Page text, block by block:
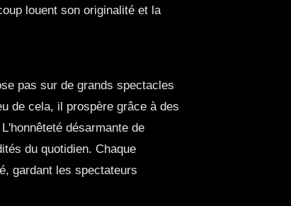
louent son originalité et la
pas sur de grands spectacles
de cela, il prospère grâce à des
désarmante de
du quotidien. Chaque
gardant les spectateurs